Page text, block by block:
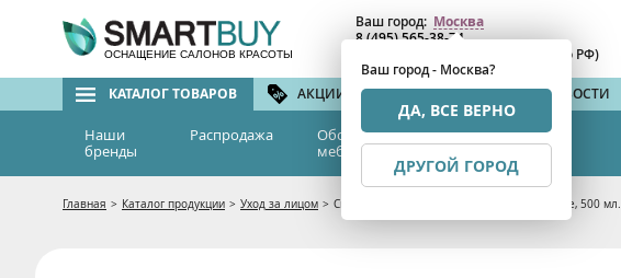
ОСНАЩЕНИЕ САЛОНОВ КРАСОТЫ
Ваш город: Москва
Ваш город - Москва?
ДА, ВСЕ ВЕРНО
ДРУГОЙ ГОРОД
8 (495) 565-38-74
(бесплатный по РФ)
КАТАЛОГ ТОВАРОВ АКЦИИ И СКИДКИ БРЕНДЫ НОВОСТИ
Наши
бренды
Распродажа
Оборудование и
мебель
Эстетическая
медицина
Главная > Каталог продукции > Уход за лицом > Смягчающий лосьон «Комфорт» Beauty Style, 500 мл.